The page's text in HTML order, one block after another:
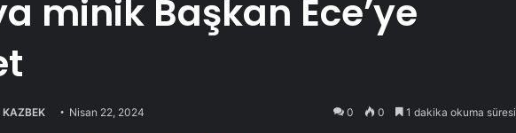
minik Başkan Ece’ye
Nisan 22, 2024 0 0 1 dakika okuma süresi